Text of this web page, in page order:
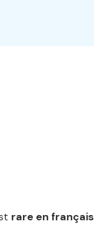
rare en français